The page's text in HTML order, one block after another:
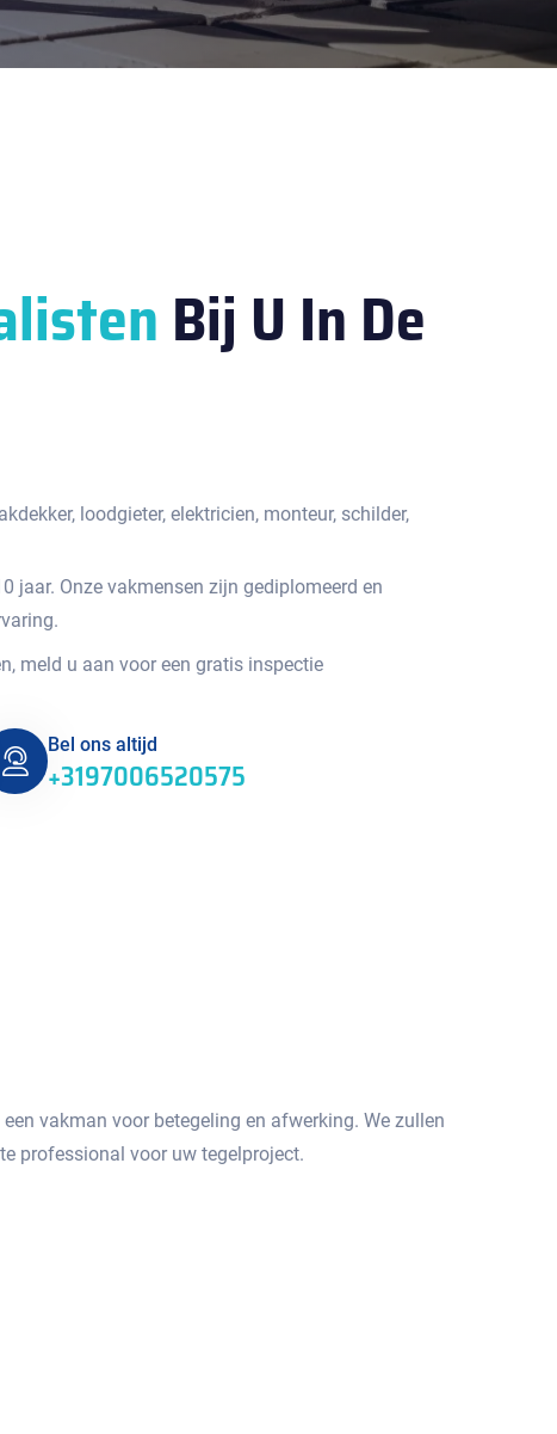
Bij U In De
loodgieter, elektricien, monteur, schilder,
jaar. Onze vakmensen zijn gediplomeerd en
meld u aan voor een gratis inspectie
Bel ons altijd
+3197006520575
vakman voor betegeling en afwerking.​ We zullen
professional voor uw tegelproject.​